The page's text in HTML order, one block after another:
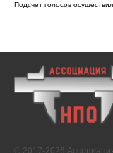
Подсчет голосов
© 2017-2026